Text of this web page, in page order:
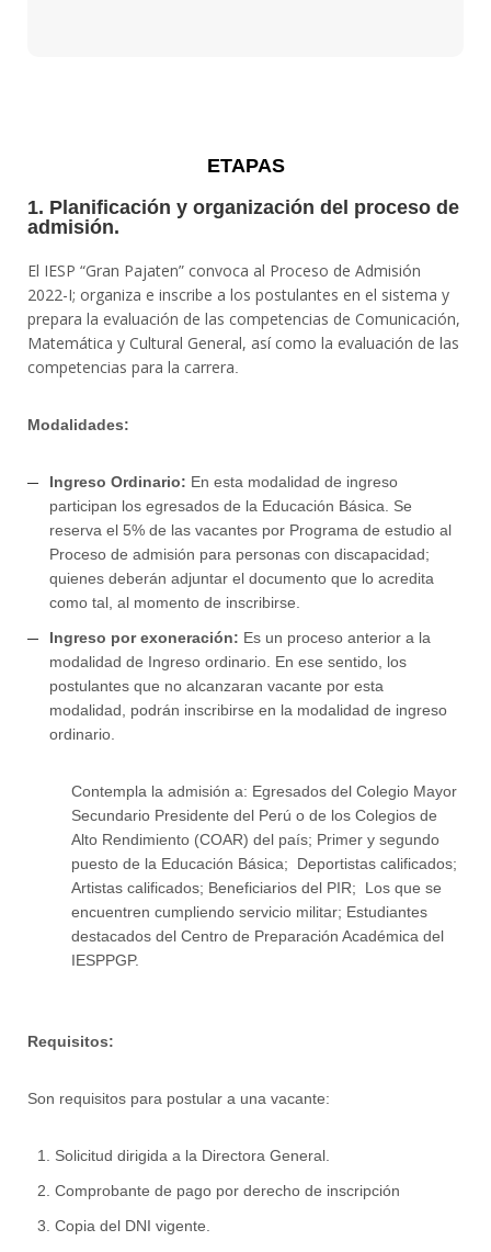
ETAPAS
1. Planificación y organización del proceso de
admisión.
El IESP “Gran Pajaten” convoca al Proceso de Admisión
2022-I; organiza e inscribe a los postulantes en el sistema y
prepara la evaluación de las competencias de Comunicación,
Matemática y Cultural General, así como la evaluación de las
competencias para la carrera
Modalidades:
Ingreso Ordinario: En esta modalidad de ingreso
participan los egresados de la Educación Básica. Se
reserva el 5% de las vacantes por Programa de estudio al
Proceso de admisión para personas con discapacidad;
quienes deberán adjuntar el documento que lo acredita
como tal, al momento de inscribirse.
Ingreso por exoneración: Es un proceso anterior a la
modalidad de Ingreso ordinario. En ese sentido, los
postulantes que no alcanzaran vacante por esta
modalidad, podrán inscribirse en la modalidad de ingreso
ordinario.
Contempla la admisión a: Egresados del Colegio Mayor
Secundario Presidente del Perú o de los Colegios de
Alto Rendimiento (COAR) del país; Primer y segundo
puesto de la Educación Básica; Deportistas calificados;
Artistas calificados; Beneficiarios del PIR; Los que se
encuentren cumpliendo servicio militar; Estudiantes
destacados del Centro de Preparación Académica del
IESPPGP.
Requisitos:
Son requisitos para postular a una vacante:
Solicitud dirigida a la Directora General.
Comprobante de pago por derecho de inscripción
Copia del DNI vigente.